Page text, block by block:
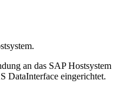
an das SAP Hostsystem
DataInterface eingerichtet.